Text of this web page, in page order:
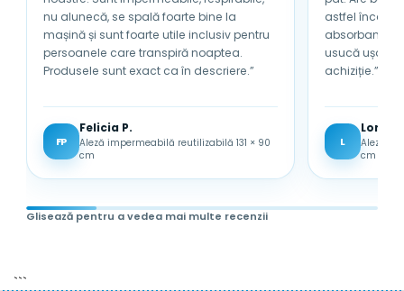
nu alunecă, se spală foarte bine la
mașină și sunt foarte utile inclusiv pentru
persoanele care transpiră noaptea.
Produsele sunt exact ca în descriere.”
FP
Felicia P.
Aleză impermeabilă reutilizabilă 131 × 90
cm
astfel încât nu se încinge
absorbantă și
usucă ușor. Sunt foarte mulțumită de
achiziție.”
L
Aleză
cm
Glisează pentru a vedea mai multe recenzii
```